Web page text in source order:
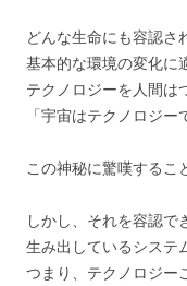
どんな生命にも容認さ
基本的な環境の変化に
テクノロジーを人間は
「宇宙はテクノロジー
この神秘に驚嘆するこ
しかし、それを容認で
生み出しているシステ
つまり、テクノロジー